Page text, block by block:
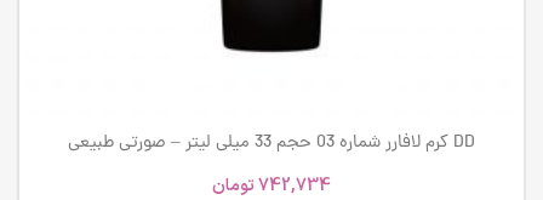
DD کرم لافارر شماره 03 حجم 33 میلی لیتر – صورتی طبیعی
742,734تومان